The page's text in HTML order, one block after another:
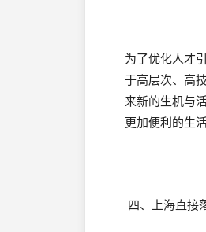
为了优化人才
于高层次、高
来新的生机与
更加便利的生
四、上海直接